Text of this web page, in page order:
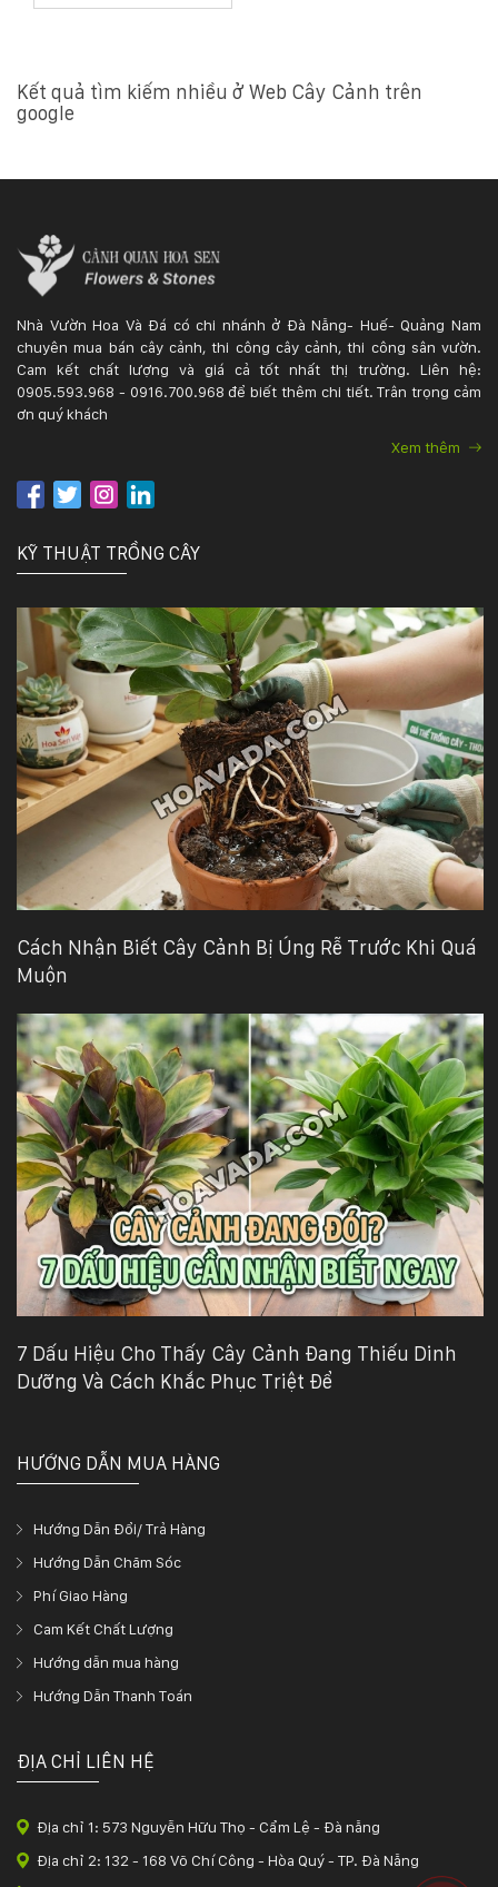
Kết quả tìm kiếm nhiều ở Web Cây Cảnh trên
google
Nhà Vườn Hoa Và Đá có chi nhánh ở Đà Nẵng- Huế- Quảng Nam
chuyên mua bán cây cảnh, thi công cây cảnh, thi công sân vườn.
Cam kết chất lượng và giá cả tốt nhất thị trường. Liên hệ:
0905.593.968 - 0916.700.968 để biết thêm chi tiết. Trân trọng cảm
ơn quý khách
Xem thêm
KỸ THUẬT TRỒNG CÂY
Cách Nhận Biết Cây Cảnh Bị Úng Rễ Trước Khi Quá
Muộn
7 Dấu Hiệu Cho Thấy Cây Cảnh Đang Thiếu Dinh
Dưỡng Và Cách Khắc Phục Triệt Để
HƯỚNG DẪN MUA HÀNG
Hướng Dẫn Đổi/ Trả Hàng
Hướng Dẫn Chăm Sóc
Phí Giao Hàng
Cam Kết Chất Lượng
Hướng dẫn mua hàng
Hướng Dẫn Thanh Toán
ĐỊA CHỈ LIÊN HỆ
Địa chỉ 1: 573 Nguyễn Hữu Thọ - Cẩm Lệ - Đà nẵng
Địa chỉ 2: 132 - 168 Võ Chí Công - Hòa Quý - TP. Đà Nẵng